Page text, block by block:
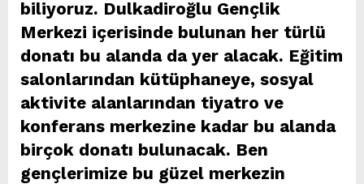
biliyoruz. Dulkadiroğlu Gençlik
Merkezi içerisinde bulunan her türlü
donatı bu alanda da yer alacak. Eğitim
salonlarından kütüphaneye, sosyal
aktivite alanlarından tiyatro ve
konferans merkezine kadar bu alanda
birçok donatı bulunacak. Ben
gençlerimize bu güzel merkezin